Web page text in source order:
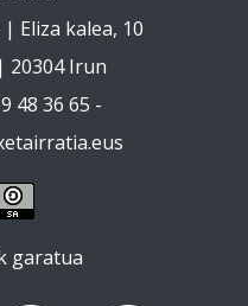
Eliza kalea, 10
20304 Irun
48 36 65 -
garatua